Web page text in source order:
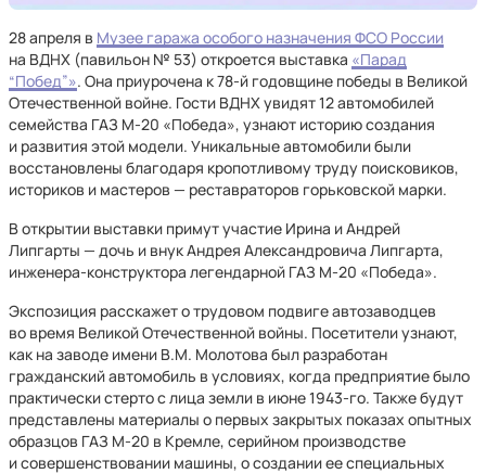
28 апреля в Музее гаража особого назначения ФСО России
на ВДНХ (павильон № 53) откроется выставка «Парад
“Побед”». Она приурочена к 78-й годовщине победы в Великой
Отечественной войне. Гости ВДНХ увидят 12 автомобилей
семейства ГАЗ М-20 «Победа», узнают историю создания
и развития этой модели. Уникальные автомобили были
восстановлены благодаря кропотливому труду поисковиков,
историков и мастеров — реставраторов горьковской марки.
В открытии выставки примут участие Ирина и Андрей
Липгарты — дочь и внук Андрея Александровича Липгарта,
инженера-конструктора легендарной ГАЗ М-20 «Победа».
Экспозиция расскажет о трудовом подвиге автозаводцев
во время Великой Отечественной войны. Посетители узнают,
как на заводе имени В.М. Молотова был разработан
гражданский автомобиль в условиях, когда предприятие было
практически стерто с лица земли в июне 1943-го. Также будут
представлены материалы о первых закрытых показах опытных
образцов ГАЗ М-20 в Кремле, серийном производстве
и совершенствовании машины, о создании ее специальных